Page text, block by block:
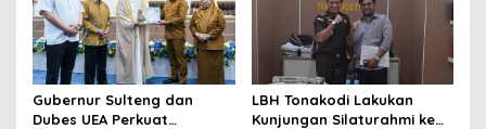
i
p
o
s
Gubernur Sulteng dan
Dubes UEA Perkuat
LBH Tonakodi Lakukan
Kunjungan Silaturahmi ke